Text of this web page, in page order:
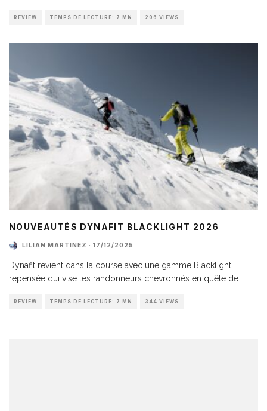
REVIEW TEMPS DE LECTURE: 7 MN 206 VIEWS
NOUVEAUTÉS DYNAFIT BLACKLIGHT 2026
LILIAN MARTINEZ · 17/12/2025
Dynafit revient dans la course avec une gamme Blacklight
repensée qui vise les randonneurs chevronnés en quête de
REVIEW TEMPS DE LECTURE: 7 MN 344 VIEWS